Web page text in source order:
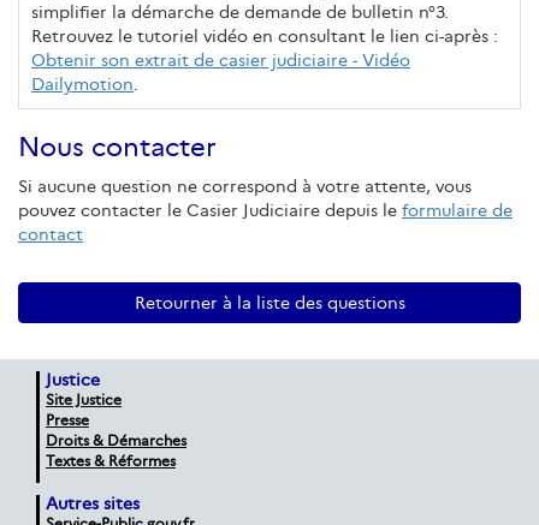
simplifier la démarche de demande de bulletin n°3.
Retrouvez le tutoriel vidéo en consultant le lien ci-après :
Obtenir son extrait de casier judiciaire - Vidéo
Dailymotion.
Nous contacter
Si aucune question ne correspond à votre attente, vous
pouvez contacter le Casier Judiciaire depuis le formulaire de
contact
Retourner à la liste des questions
Justice
Site Justice
Presse
Droits & Démarches
Textes & Réformes
Autres sites